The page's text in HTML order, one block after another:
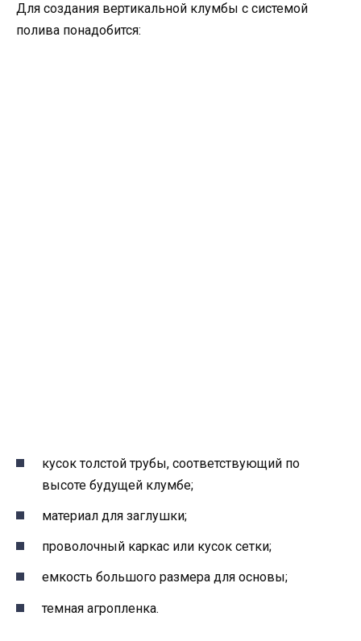
Для создания вертикальной клумбы с системой
полива понадобится:
кусок толстой трубы, соответствующий по
высоте будущей клумбе;
материал для заглушки;
проволочный каркас или кусок сетки;
емкость большого размера для основы;
темная агропленка.